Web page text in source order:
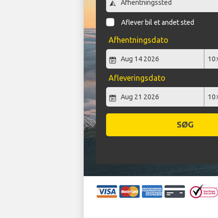
Aflever bil et andet sted
Afhentningsdato
Afleveringsdato
SØG